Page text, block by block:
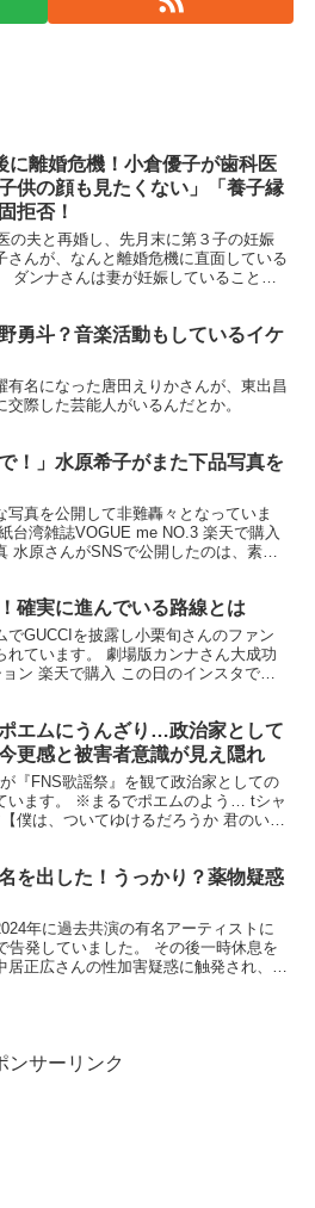
に離婚危機！小倉優子が歯科医
供の顔も見たくない」「養子縁
拒否！
の夫と再婚し、先月末に第３子の妊娠
さんが、なんと離婚危機に直面している
ダンナさんは妻が妊娠していることを
勇斗？音楽活動もしているイケ
有名になった唐田えりかさんが、東出昌
際した芸能人がいるんだとか。
！」水原希子がまた下品写真を
写真を公開して非難轟々となっていま
台湾雑誌VOGUE me NO.3 楽天で購入
水原さんがSNSで公開したのは、素敵
確実に進んでいる路線とは
でGUCCIを披露し小栗旬さんのファン
れています。 劇場版カンナさん大成功
ン 楽天で購入 この日のインスタで、
エムにうんざり…政治家として
更感と被害者意識が見え隠れ
『FNS歌謡祭』を観て政治家としての
います。 ※まるでポエムのよう… tシャ
僕は、ついてゆけるだろうか 君のいな
を出した！うっかり？薬物疑惑
年に過去共演の有名アーティストに
告発していました。 その後一時休息を
正広さんの性加害疑惑に触発され、
ンサーリンク